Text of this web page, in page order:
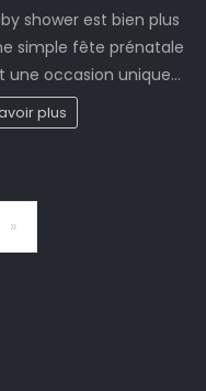
shower est bien plus
simple fête prénatale
une occasion unique…
plus
Next
»